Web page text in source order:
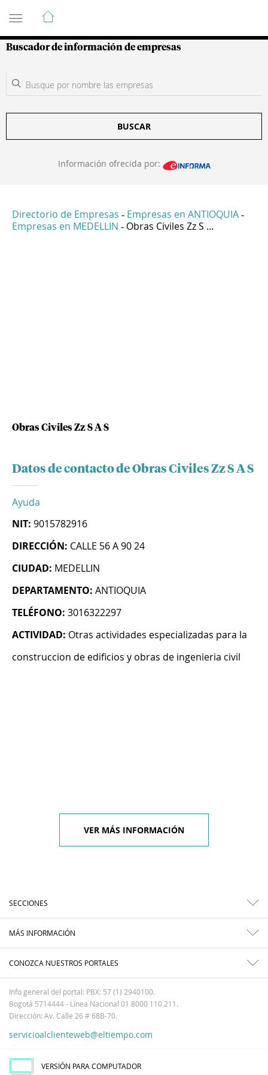
Guía de Empresas Colombianas
Buscador de información de empresas
BUSCAR
Información ofrecida por:
Directorio de Empresas - Empresas en ANTIOQUIA -
Empresas en MEDELLIN - Obras Civiles Zz S ...
Obras Civiles Zz S A S
Datos de contacto de Obras Civiles Zz S A S
Ayuda
NIT: 9015782916
DIRECCIÓN: CALLE 56 A 90 24
CIUDAD: MEDELLIN
DEPARTAMENTO: ANTIOQUIA
TELÉFONO: 3016322297
ACTIVIDAD: Otras actividades especializadas para la
construccion de edificios y obras de ingenieria civil
VER MÁS INFORMACIÓN
SECCIONES
MÁS INFORMACIÓN
CONOZCA NUESTROS PORTALES
Info general del portal: PBX: 57 (1) 2940100.
Bogotá 5714444 - Línea Nacional 01 8000 110 211.
Dirección: Av. Calle 26 # 68B-70.
servicioalclienteweb@eltiempo.com
VERSIÓN PARA COMPUTADOR